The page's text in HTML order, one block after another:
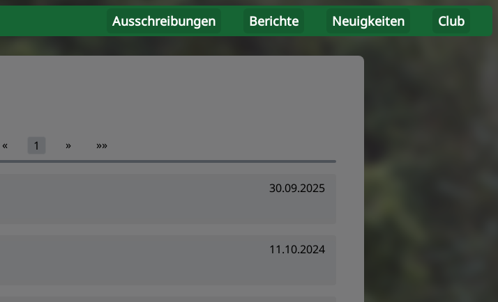
Ausschreibungen Berichte Neuigkeiten Club
« 1 » »»
30.09.2025
11.10.2024